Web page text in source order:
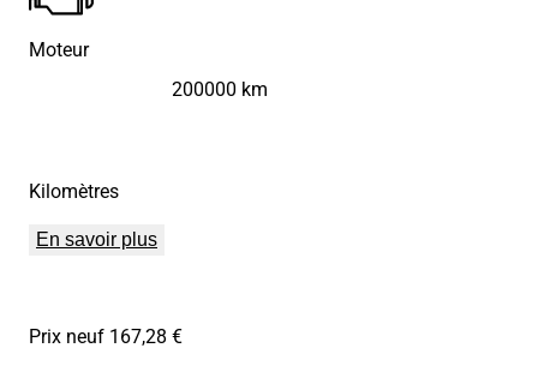
Moteur
Kilomètres
200000 km
En savoir plus
Prix neuf 167,28 €